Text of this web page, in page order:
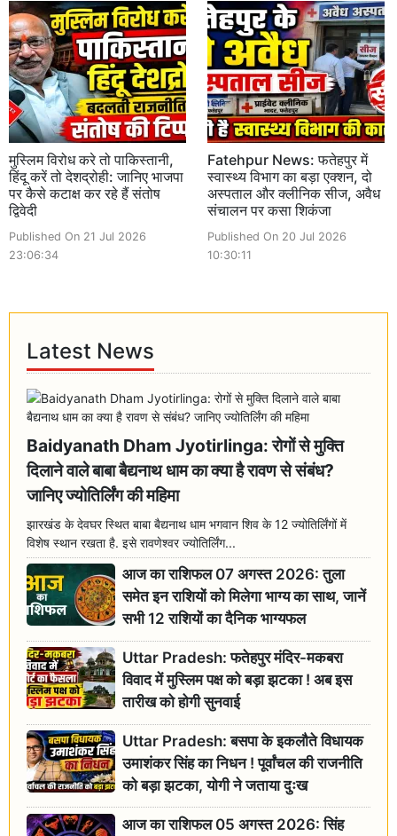
मुस्लिम विरोध करे तो पाकिस्तानी,
हिंदू करें तो देशद्रोही: जानिए भाजपा
पर कैसे कटाक्ष कर रहे हैं संतोष
द्विवेदी
Published On 21 Jul 2026
23:06:34
Fatehpur News: फतेहपुर में
स्वास्थ्य विभाग का बड़ा एक्शन, दो
अस्पताल और क्लीनिक सीज, अवैध
संचालन पर कसा शिकंजा
Published On 20 Jul 2026
10:30:11
Latest News
Baidyanath Dham Jyotirlinga: रोगों से मुक्ति
दिलाने वाले बाबा बैद्यनाथ धाम का क्या है रावण से संबंध?
जानिए ज्योतिर्लिंग की महिमा
झारखंड के देवघर स्थित बाबा बैद्यनाथ धाम भगवान शिव के 12 ज्योतिर्लिंगों में
विशेष स्थान रखता है. इसे रावणेश्वर ज्योतिर्लिंग...
आज का राशिफल 07 अगस्त 2026: तुला
समेत इन राशियों को मिलेगा भाग्य का साथ, जानें
सभी 12 राशियों का दैनिक भाग्यफल
Uttar Pradesh: फतेहपुर मंदिर-मकबरा
विवाद में मुस्लिम पक्ष को बड़ा झटका ! अब इस
तारीख को होगी सुनवाई
Uttar Pradesh: बसपा के इकलौते विधायक
उमाशंकर सिंह का निधन ! पूर्वांचल की राजनीति
को बड़ा झटका, योगी ने जताया दुःख
आज का राशिफल 05 अगस्त 2026: सिंह